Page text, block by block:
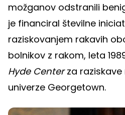
možganov odstranili
je financiral številne
raziskovanjem rakavih
bolnikov z rakom, leta
Hyde Centerza raziskave
univerze Georgetown.